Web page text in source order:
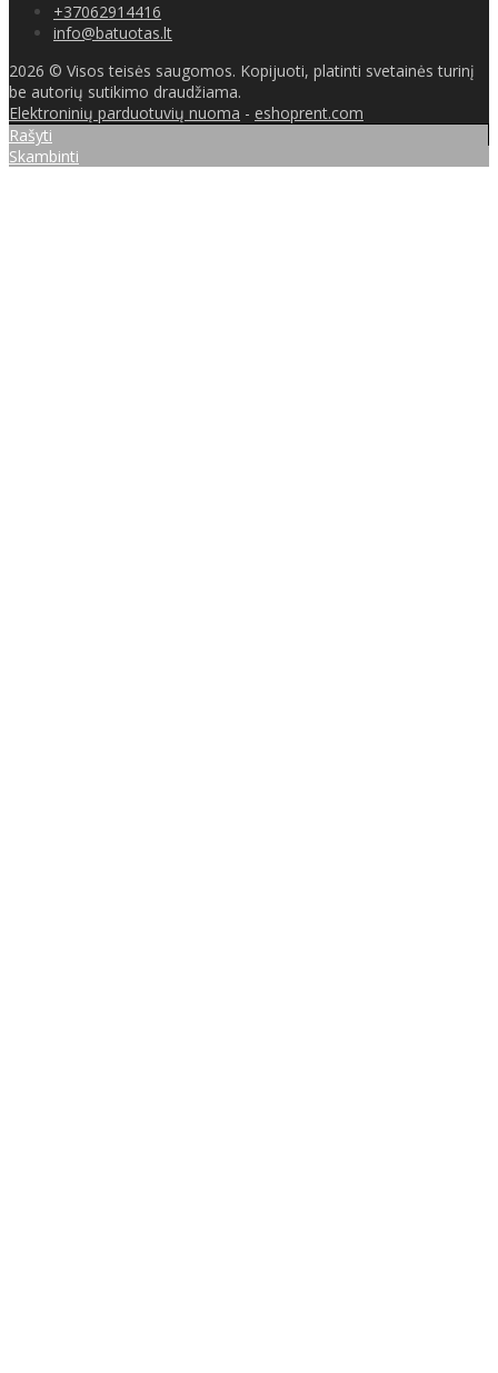
+37062914416
info@batuotas.lt
2026 © Visos teisės saugomos. Kopijuoti, platinti svetainės turinį
be autorių sutikimo draudžiama.
Elektroninių parduotuvių nuoma - eshoprent.com
Rašyti
Skambinti